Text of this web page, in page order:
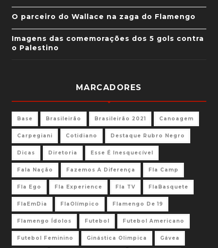
O parceiro do Wallace na zaga do Flamengo
Imagens das comemorações dos 5 gols contra
o Palestino
MARCADORES
Base Brasileirão Brasileirão 2021 Canoagem
Carpegiani Cotidiano Destaque Rubro Negro
Dicas Diretoria Esse É Inesquecível
Fala Nação Fazemos A Diferença Fla Camp
Fla Ego Fla Experience Fla TV FlaBasquete
FlaEmDia FlaOlímpico Flamengo De 19
Flamengo Ídolos Futebol Futebol Americano
Futebol Feminino Ginástica Olimpica Gávea